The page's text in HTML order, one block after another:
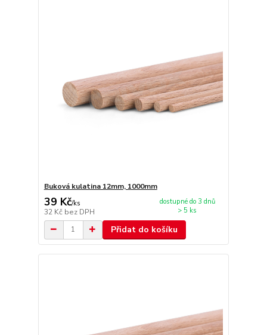
Buková kulatina 12mm, 1000mm
39 Kč/ks
32 Kč bez DPH
dostupné do 3 dnů
> 5 ks
Přidat do košíku